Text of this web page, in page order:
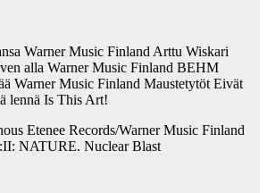
Warner Music Finland Arttu Wiskari
alla Warner Music Finland BEHM
Warner Music Finland Maustetytöt Eivät
lennä Is This Art!
Etenee Records/Warner Music Finland
NATURE. Nuclear Blast